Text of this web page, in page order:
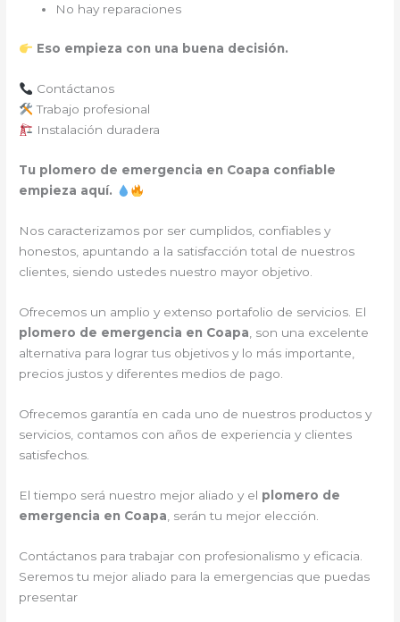
No hay reparaciones
Eso empieza con una buena decisión.
Contáctanos
Trabajo profesional
Instalación duradera
Tu plomero de emergencia en Coapa confiable
empieza aquí.
Nos caracterizamos por ser cumplidos, confiables y
honestos, apuntando a la satisfacción total de nuestros
clientes, siendo ustedes nuestro mayor objetivo.
Ofrecemos un amplio y extenso portafolio de servicios. El
plomero de emergencia en Coapa , son una excelente
alternativa para lograr tus objetivos y lo más importante,
precios justos y diferentes medios de pago.
Ofrecemos garantía en cada uno de nuestros productos y
servicios, contamos con años de experiencia y clientes
satisfechos.
El tiempo será nuestro mejor aliado y el plomero de
emergencia en Coapa , serán tu mejor elección.
Contáctanos para trabajar con profesionalismo y eficacia.
Seremos tu mejor aliado para la emergencias que puedas
presentar